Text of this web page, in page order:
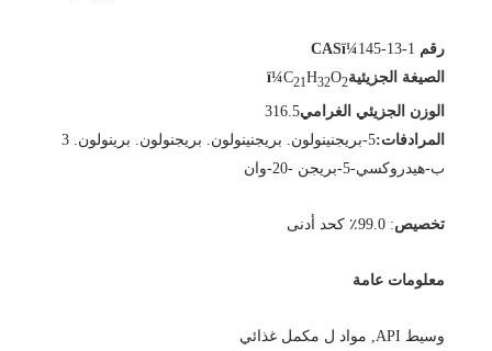
رقم CASï¼ 145-13-1
الصيغة الجزيئيةï¼
C21H32O2
الوزن الجزيئي الغرامي316.5
المرادفات:
5-بريجنينولون. بريجنينولون. بريجنولون. برينولون. 3
ب-هيدروكسي-5-بريجن -20-وان
تخصيص: 99.0٪ كحد أدنى
معلومات عامة
وسيط API , مواد ل مكمل غذائي